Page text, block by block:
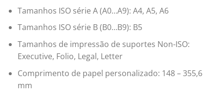
Tamanhos ISO série A (A0…A9): A4, A5, A6
Tamanhos ISO série B (B0…B9): B5
Tamanhos de impressão de suportes Non-ISO:
Executive, Folio, Legal, Letter
Comprimento de papel personalizado: 148 – 355,6
mm